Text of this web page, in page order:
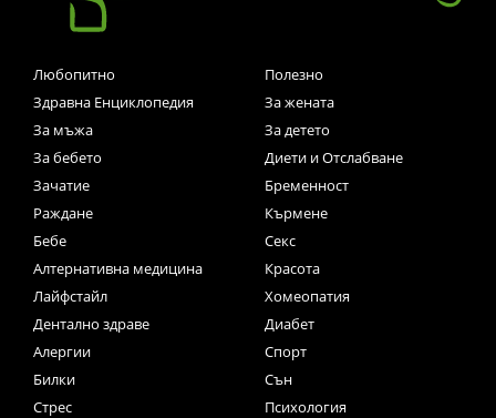
Любопитно
Полезно
Здравна Енциклопедия
За жената
За мъжа
За детето
За бебето
Диети и Отслабване
Зачатие
Бременност
Раждане
Кърмене
Бебе
Секс
Алтернативна медицина
Красота
Лайфстайл
Хомеопатия
Дентално здраве
Диабет
Алергии
Спорт
Билки
Сън
Стрес
Психология